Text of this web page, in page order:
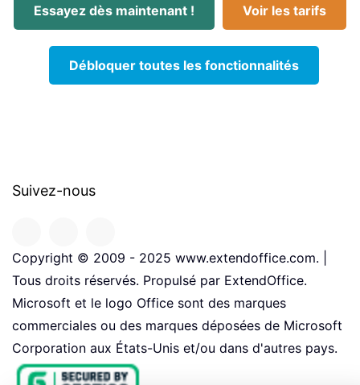
Essayez dès maintenant ! Voir les tarifs
Débloquer toutes les fonctionnalités
Suivez-nous
Copyright © 2009 - 2025 www.extendoffice.com. |
Tous droits réservés. Propulsé par ExtendOffice.
Microsoft et le logo Office sont des marques
commerciales ou des marques déposées de Microsoft
Corporation aux États-Unis et/ou dans d'autres pays.